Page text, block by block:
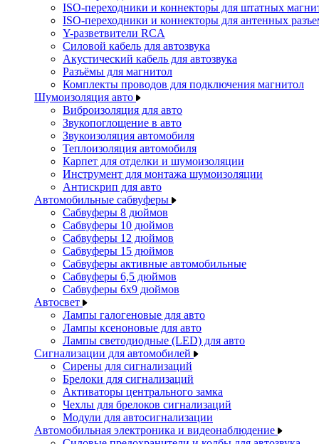
ISO-переходники и коннекторы для штатных
ISO-переходники и коннекторы для антенных
Y-разветвители RCA
Силовой кабель для автозвука
Акустический кабель для автозвука
Разъёмы для магнитол
Комплекты проводов для подключения магнитол
Шумоизоляция авто
Виброизоляция для авто
Звукопоглощение в авто
Звукоизоляция автомобиля
Теплоизоляция автомобиля
Карпет для отделки и шумоизоляции
Инструмент для монтажа шумоизоляции
Антискрип для авто
Автомобильные сабвуферы
Сабвуферы 8 дюймов
Сабвуферы 10 дюймов
Сабвуферы 12 дюймов
Сабвуферы 15 дюймов
Сабвуферы активные автомобильные
Сабвуферы 6,5 дюймов
Сабвуферы 6x9 дюймов
Автосвет
Лампы галогеновые для авто
Лампы ксеноновые для авто
Лампы светодиодные (LED) для авто
Сигнализации для автомобилей
Сирены для сигнализаций
Брелоки для сигнализаций
Активаторы центрального замка
Чехлы для брелоков сигнализаций
Модули для автосигнализации
Автомобильная электроника и видеонаблюдение